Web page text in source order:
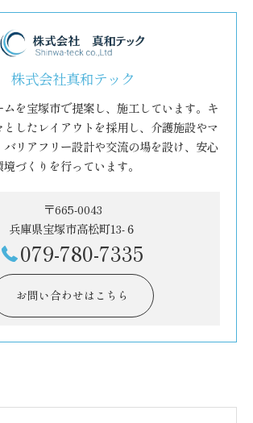
株式会社真和テック
を宝塚市で提案し、施工しています。キ
としたレイアウトを採用し、介護施設やマ
バリアフリー設計や交流の場を設け、安心
づくりを行っています。
〒665-0043
兵庫県宝塚市高松町13-６
079-780-7335
お問い合わせはこちら